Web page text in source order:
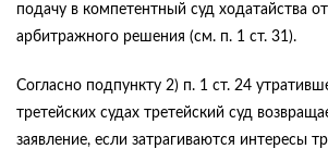
подачу в компетентный суд ходатайства
арбитражного решения (см. п. 1 ст. 31).
Согласно подпункту 2) п. 1 ст. 24
третейских судах третейский суд
заявление, если затрагиваются интересы